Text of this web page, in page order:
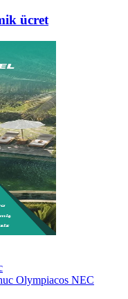
ücret
Olympiacos NEC